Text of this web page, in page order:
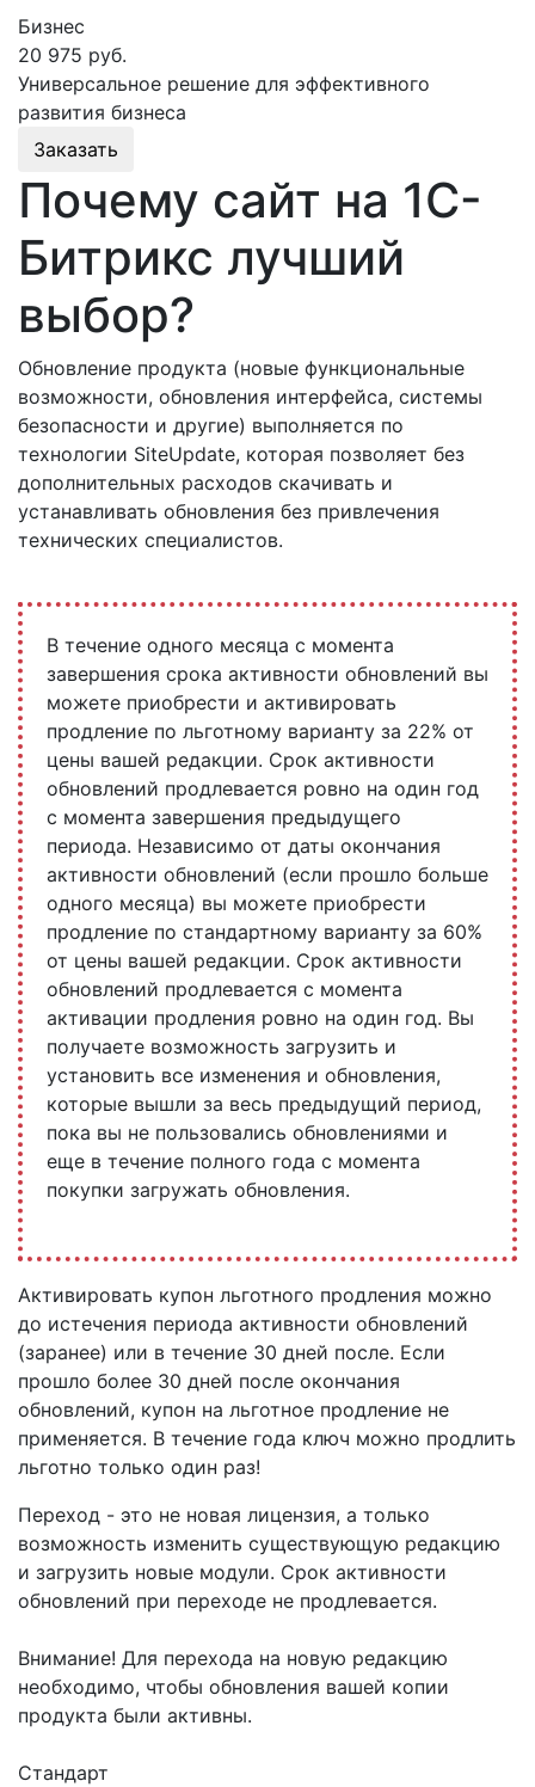
Бизнес
20 975 руб.
Универсальное решение для эффективного
развития бизнеса
Заказать
Почему сайт на 1С-
Битрикс лучший
выбор?
Обновление продукта (новые функциональные
возможности, обновления интерфейса, системы
безопасности и другие) выполняется по
технологии SiteUpdate, которая позволяет без
дополнительных расходов скачивать и
устанавливать обновления без привлечения
технических специалистов.
В течение одного месяца с момента
завершения срока активности обновлений вы
можете приобрести и активировать
продление по льготному варианту за 22% от
цены вашей редакции. Срок активности
обновлений продлевается ровно на один год
с момента завершения предыдущего
периода. Независимо от даты окончания
активности обновлений (если прошло больше
одного месяца) вы можете приобрести
продление по стандартному варианту за 60%
от цены вашей редакции. Срок активности
обновлений продлевается с момента
активации продления ровно на один год. Вы
получаете возможность загрузить и
установить все изменения и обновления,
которые вышли за весь предыдущий период,
пока вы не пользовались обновлениями и
еще в течение полного года с момента
покупки загружать обновления.
Активировать купон льготного продления можно
до истечения периода активности обновлений
(заранее) или в течение 30 дней после. Если
прошло более 30 дней после окончания
обновлений, купон на льготное продление не
применяется. В течение года ключ можно продлить
льготно только один раз!
Переход - это не новая лицензия, а только
возможность изменить существующую редакцию
и загрузить новые модули. Срок активности
обновлений при переходе не продлевается.
Внимание! Для перехода на новую редакцию
необходимо, чтобы обновления вашей копии
продукта были активны.
Стандарт